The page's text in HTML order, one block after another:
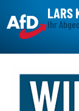
LARS
Ihr